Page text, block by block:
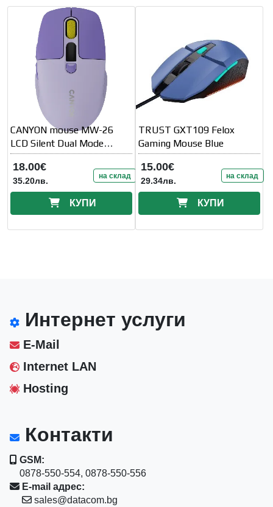
CANYON mouse MW-26
LCD Silent Dual Mode
Wireless Violet
18.00€
35.20лв. на склад
КУПИ
TRUST GXT109 Felox
Gaming Mouse Blue
15.00€
29.34лв. на склад
КУПИ
Интернет услуги
E-Mail
Internet LAN
Hosting
Контакти
GSM:
0878-550-554, 0878-550-556
E-mail адрес:
sales@datacom.bg